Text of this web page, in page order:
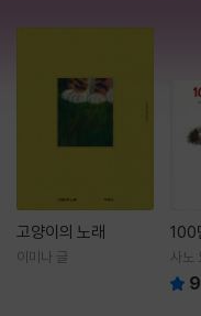
고양이의 노래
이미나 글
100
사노
역